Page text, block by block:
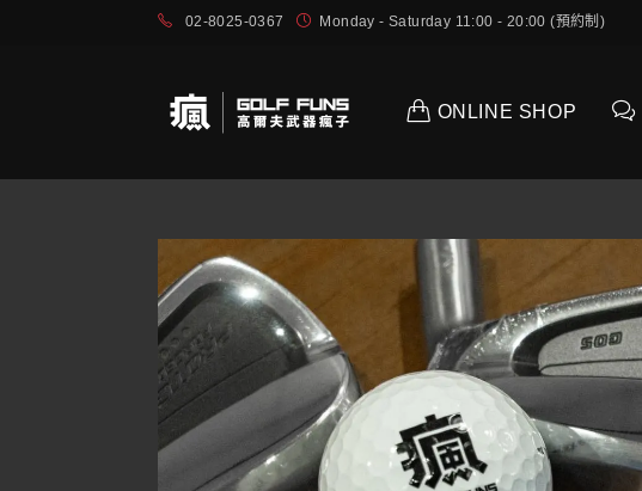
02-8025-0367 Monday - Saturday 11:00 - 20:00 (預約制)
ONLINE SHOP